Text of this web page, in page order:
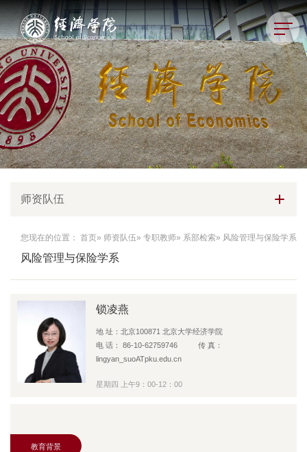
师资队伍
您现在的位置： 首页» 师资队伍» 专职教师» 系部检索» 风险管理与保险学系
风险管理与保险学系
锁凌燕
地 址：北京100871 北京大学经济学院
电 话： 86-10-62759746 传 真：
lingyan_suoATpku.edu.cn
星期四 上午9：00-12：00
教育背景